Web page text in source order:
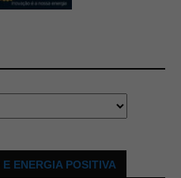
ENERGIA POSITIVA